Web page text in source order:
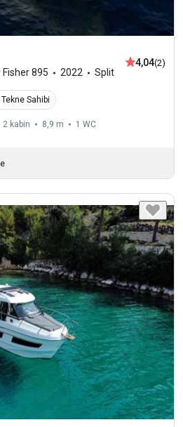
Fisher 895 2022 Split
4,04(2)
Sahibi
2 kabin 8,9 m 1 WC